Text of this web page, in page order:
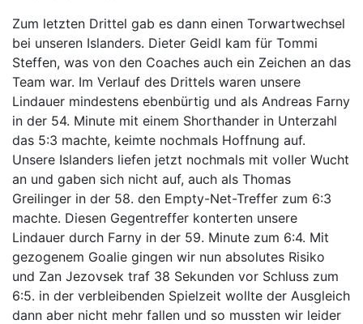
Zum letzten Drittel gab es dann einen Torwartwechsel
bei unseren Islanders. Dieter Geidl kam für Tommi
Steffen, was von den Coaches auch ein Zeichen an das
Team war. Im Verlauf des Drittels waren unsere
Lindauer mindestens ebenbürtig und als Andreas Farny
in der 54. Minute mit einem Shorthander in Unterzahl
das 5:3 machte, keimte nochmals Hoffnung auf.
Unsere Islanders liefen jetzt nochmals mit voller Wucht
an und gaben sich nicht auf, auch als Thomas
Greilinger in der 58. den Empty-Net-Treffer zum 6:3
machte. Diesen Gegentreffer konterten unsere
Lindauer durch Farny in der 59. Minute zum 6:4. Mit
gezogenem Goalie gingen wir nun absolutes Risiko
und Zan Jezovsek traf 38 Sekunden vor Schluss zum
6:5. in der verbleibenden Spielzeit wollte der Ausgleich
dann aber nicht mehr fallen und so mussten wir leider